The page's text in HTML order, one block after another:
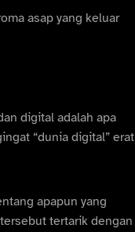
asap yang keluar
digital adalah apa
“dunia digital” erat
apapun yang
tertarik dengan